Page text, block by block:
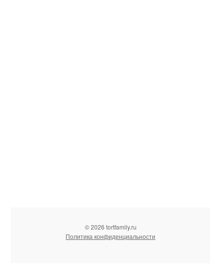
© 2026 tortfamily.ru
Политика конфиденциальности